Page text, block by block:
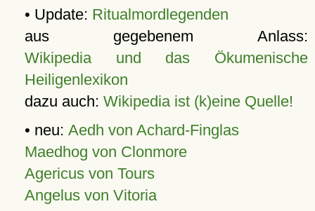
• Update: Ritualmordlegenden
aus gegebenem Anlass:
Wikipedia und das Ökumenische
Heiligenlexikon
dazu auch: Wikipedia ist (k)eine Quelle!
• neu: Aedh von Achard-Finglas
Maedhog von Clonmore
Agericus von Tours
Angelus von Vitoria